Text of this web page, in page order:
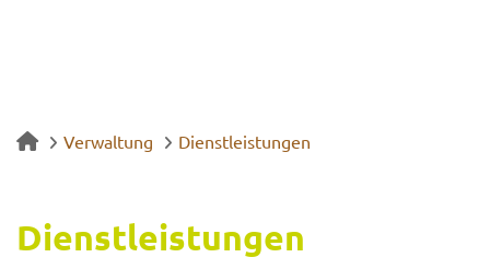
Verwaltung Dienstleistungen
Dienst­leis­tun­gen